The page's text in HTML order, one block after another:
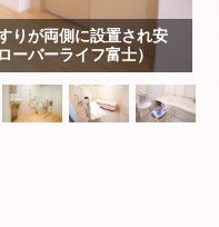
りが両側に設置され安
ーバーライフ富士）